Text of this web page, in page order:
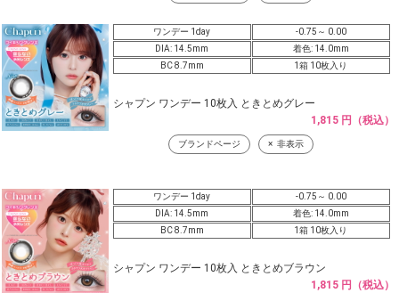
ワンデー 1day
-0.75～ 0.00
DIA: 14.5mm
着色: 14.0mm
BC 8.7mm
1箱 10枚入り
シャプン ワンデー 10枚入 ときとめグレー
1,815 円（税込）
ブランドページ 非表示
ワンデー 1day
-0.75～ 0.00
DIA: 14.5mm
着色: 14.0mm
BC 8.7mm
1箱 10枚入り
シャプン ワンデー 10枚入 ときとめブラウン
1,815 円（税込）